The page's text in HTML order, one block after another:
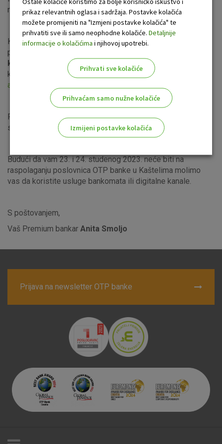
naše interne radio stanice.
Kao Vaš Premium bankar, na raspolaganju sam Vam u
poslovnici
kada sam dostupna od 11 do 19 sati,
a možete me
kontaktirati i putem telefona na broj 072 20 6315 ili e-pošte
anita.smoljo@otpbanka.hr
Postojeće poslovnice Kaštel Novi i Kaštel Sućurac prestaju
s radom u srijedu 22. studenog 2023.
Budući da vam 23. i 24. studenog 2023. neće biti na
raspolaganju poslovnica OTP banke u Kaštelima molimo
vas da koristite usluge bankomata ili digitalne kanale.
S poštovanjem,
Vaš Premium bankar Anita Smoljo
Prijava na newsletter OTP banke
prikaz relevantnih oglasa i sadržaja. Postavke kolačića
možete promijeniti na "Izmjeni postavke kolačića" te
prihvatiti sve ili samo neophodne kolačiće. Detaljnije
informacije o kolačićima i njihovoj upotrebi.
Prihvati sve kolačiće
Prihvaćam samo nužne kolačiće
Izmijeni postavke kolačića
Analitički kolačići
Marketinški kolačići
Prihvaćam upotrebu navedenih kolačića
Nužni (tehnički) kolačići - uvijek aktivni
Ovi kolačići nužni su za funkcioniranje internetske stranice i
ne mogu se isključiti u našim sustavima. Uobičajeno se
postavljaju kao odgovor na vaše radnje koje uključuju zahtjev
za uslugama, kao što su postavke kolačića. Svoj preglednik
o njima, ali u tom slučaju neki dijelovi stranice neće raditi. Ti
kolačići ne pohranjuju nikakve informacije koje bi vas mogle
identificirati.